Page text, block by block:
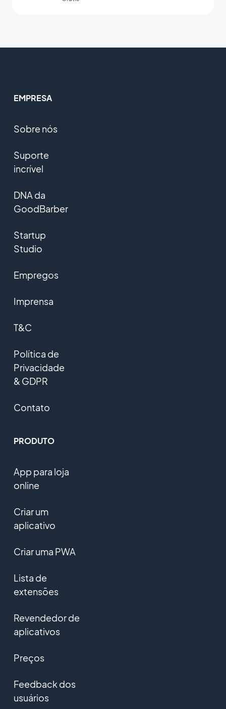
EMPRESA
Sobre nós
Suporte
incrível
DNA da
GoodBarber
Startup
Studio
Empregos
Imprensa
T&C
Política de
Privacidade
& GDPR
Contato
PRODUTO
App para loja
online
Criar um
aplicativo
Criar uma PWA
Lista de
extensões
Revendedor de
aplicativos
Preços
Feedback dos
usuários